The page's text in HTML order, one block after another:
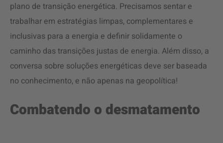
plano de transição energética. Precisamos sentar e
trabalhar em estratégias limpas, complementares e
inclusivas para a energia e definir solidamente o
caminho das transições justas de energia. Além disso, a
conversa sobre soluções energéticas deve ser baseada
no conhecimento, e não apenas na geopolítica!
Combatendo o desmatamento